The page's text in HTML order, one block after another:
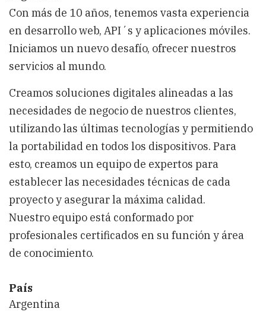
Con más de 10 años, tenemos vasta experiencia
en desarrollo web, API´s y aplicaciones móviles.
Iniciamos un nuevo desafío, ofrecer nuestros
servicios al mundo.
Creamos soluciones digitales alineadas a las
necesidades de negocio de nuestros clientes,
utilizando las últimas tecnologías y permitiendo
la portabilidad en todos los dispositivos. Para
esto, creamos un equipo de expertos para
establecer las necesidades técnicas de cada
proyecto y asegurar la máxima calidad.
Nuestro equipo está conformado por
profesionales certificados en su función y área
de conocimiento.
País
Argentina